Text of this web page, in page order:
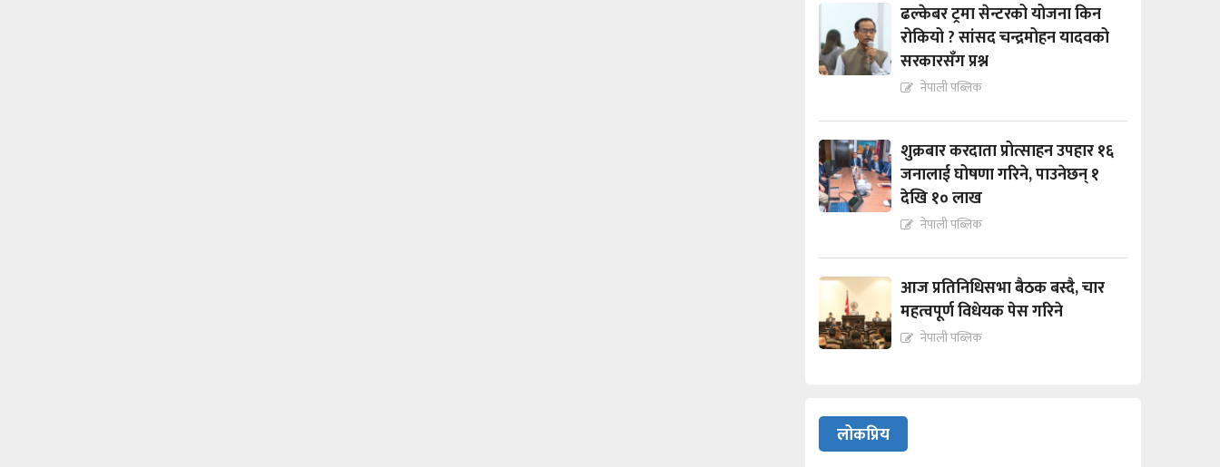
ढल्केबर ट्रमा सेन्टरको योजना किन
रोकियो ? सांसद चन्द्रमोहन यादवको
सरकारसँग प्रश्न
नेपाली पब्लिक
शुक्रबार करदाता प्रोत्साहन उपहार १६
जनालाई घोषणा गरिने, पाउनेछन् १
देखि १० लाख
नेपाली पब्लिक
आज प्रतिनिधिसभा बैठक बस्दै, चार
महत्वपूर्ण विधेयक पेस गरिने
नेपाली पब्लिक
लोकप्रिय